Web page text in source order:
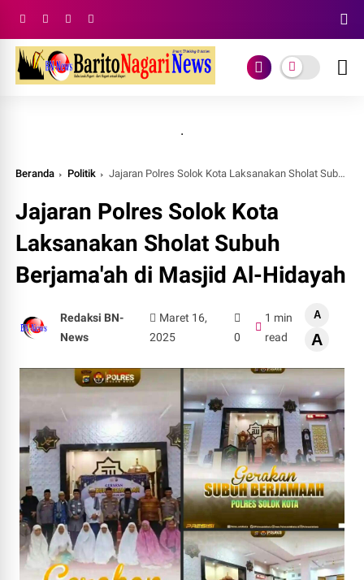
.
Beranda Politik Jajaran Polres Solok Kota Laksanakan Sholat Subuh Berjama'ah di Masjid Al-Hidayah
Jajaran Polres Solok Kota
Laksanakan Sholat Subuh
Berjama'ah di Masjid Al-Hidayah
Redaksi BN-
News
Maret 16,
2025
0
1 min
read
A
A